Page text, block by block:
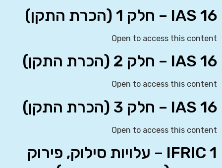
IAS 16 – חלק 1 (הכרת התקן)
Open to access this content
IAS 16 – חלק 2 (הכרת התקן)
Open to access this content
IAS 16 – חלק 3 (הכרת התקן)
Open to access this content
IFRIC 1 – עלויות סילוק, פירוק